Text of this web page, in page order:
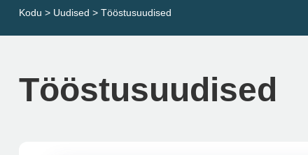
Kodu > Uudised > Tööstusuudised
Tööstusuudised